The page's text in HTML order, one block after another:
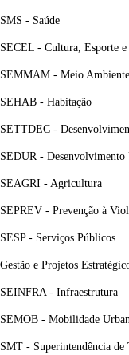
SMS - Saúde
SECEL - Cultura, Esporte e
SEMMAM - Meio Ambiente
SEHAB - Habitação
SETTDEC -
SEDUR - Desenvolvimento
SEAGRI - Agricultura
SEPREV - Prevenção à
SESP - Serviços Públicos
Gestão e Projetos
SEINFRA - Infraestrutura
SEMOB - Mobilidade
SMT - Superintendência de